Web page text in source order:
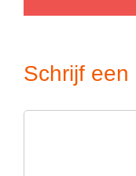
Schrijf een